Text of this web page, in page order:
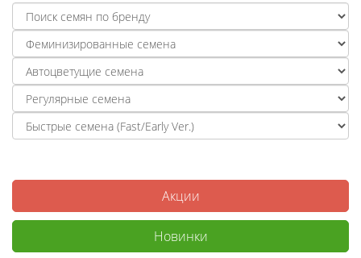
Акции
Новинки